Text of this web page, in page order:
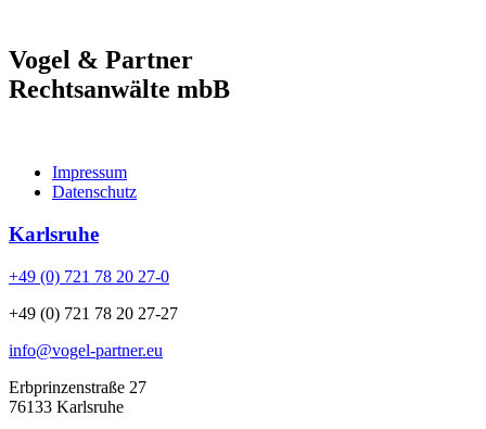
Vogel & Partner
Rechtsanwälte mbB
Impressum
Datenschutz
Karlsruhe
+49 (0) 721 78 20 27-0
+49 (0) 721 78 20 27-27
info@vogel-partner.eu
Erbprinzenstraße 27
76133 Karlsruhe